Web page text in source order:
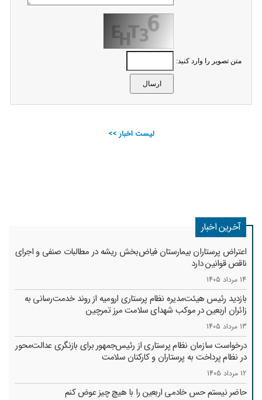
متن تصویر را وارد کنید:
لیست اخبار >>
آخرین اخبار
اعتراض پرستاران بیمارستان فیاض‌بخش ریشه در مطالبات صنفی و اجرای
ناقص قوانین دارد
14 مرداد 1405
بازدید رئیس هیئت‌مدیره نظام پرستاری ارومیه از روند خدمت‌رسانی به
زائران اربعین در موکب شهدای سلامت مرز تمرچین
13 مرداد 1405
درخواست سازمان نظام پرستاری از رئیس‌جمهور برای بازنگری عدالت‌محور
در نظام پرداخت به پرستاران و کارکنان سلامت
12 مرداد 1405
حاضر نیستم حس خادمی اربعین را با هیچ چیز عوض کنم